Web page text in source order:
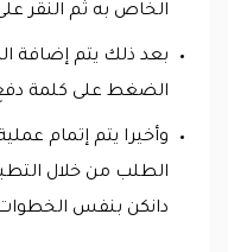
الخاص به ثم النقر
بعد ذلك يتم إضافة
الضغط على كلمة
وأخيرا يتم إتمام
الطلب من خلال
دانكن بنفس